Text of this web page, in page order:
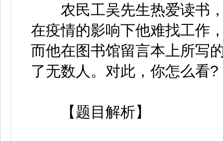
农民工吴先生热爱读书，
在疫情的影响下他难找工作
而他在图书馆留言本上所写
了无数人。对此，你怎么看?
【题目解析】